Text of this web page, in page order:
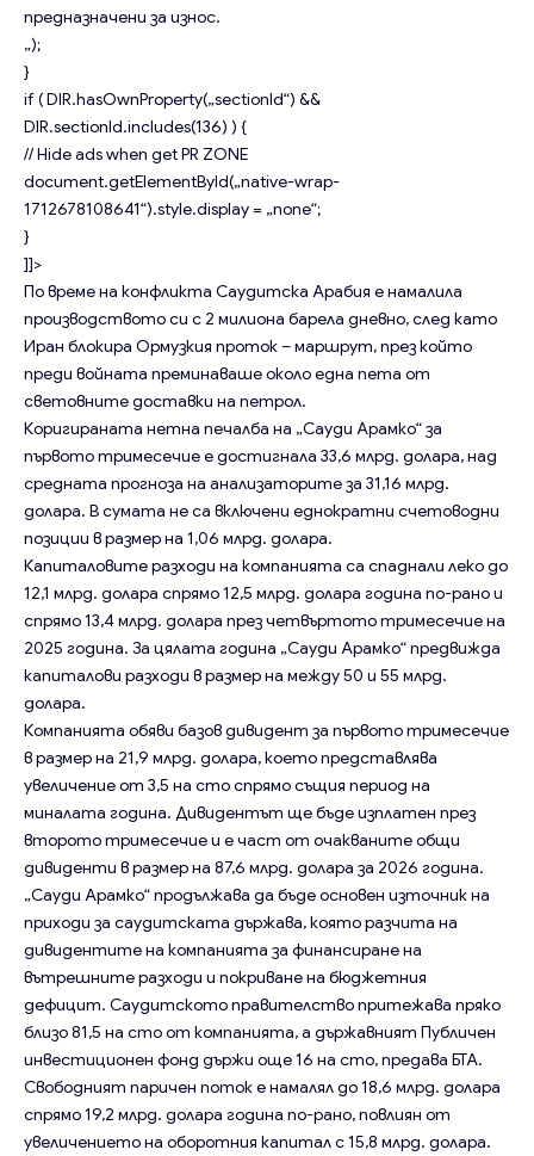
предназначени за износ.
„);
}
if ( DIR.hasOwnProperty(„sectionId“) &&
DIR.sectionId.includes(136) ) {
// Hide ads when get PR ZONE
document.getElementById(„native-wrap-
1712678108641“).style.display = „none“;
}
]]>
По време на конфликта Саудитска Арабия е намалила
производството си с 2 милиона барела дневно, след като
Иран блокира Ормузкия проток – маршрут, през който
преди войната преминаваше около една пета от
световните доставки на петрол.
Коригираната нетна печалба на „Сауди Арамко“ за
първото тримесечие е достигнала 33,6 млрд. долара, над
средната прогноза на анализаторите за 31,16 млрд.
долара. В сумата не са включени еднократни счетоводни
позиции в размер на 1,06 млрд. долара.
Капиталовите разходи на компанията са спаднали леко до
12,1 млрд. долара спрямо 12,5 млрд. долара година по-рано и
спрямо 13,4 млрд. долара през четвъртото тримесечие на
2025 година. За цялата година „Сауди Арамко“ предвижда
капиталови разходи в размер на между 50 и 55 млрд.
долара.
Компанията обяви базов дивидент за първото тримесечие
в размер на 21,9 млрд. долара, което представлява
увеличение от 3,5 на сто спрямо същия период на
миналата година. Дивидентът ще бъде изплатен през
второто тримесечие и е част от очакваните общи
дивиденти в размер на 87,6 млрд. долара за 2026 година.
„Сауди Арамко“ продължава да бъде основен източник на
приходи за саудитската държава, която разчита на
дивидентите на компанията за финансиране на
вътрешните разходи и покриване на бюджетния
дефицит. Саудитското правителствопритежава пряко
близо 81,5 на сто от компанията, а държавният Публичен
инвестиционен фонд държи още 16 на сто, предава БТА.
Свободният паричен поток е намалял до 18,6 млрд. долара
спрямо 19,2 млрд. долара година по-рано, повлиян от
увеличението на оборотния капитал с 15,8 млрд. долара.